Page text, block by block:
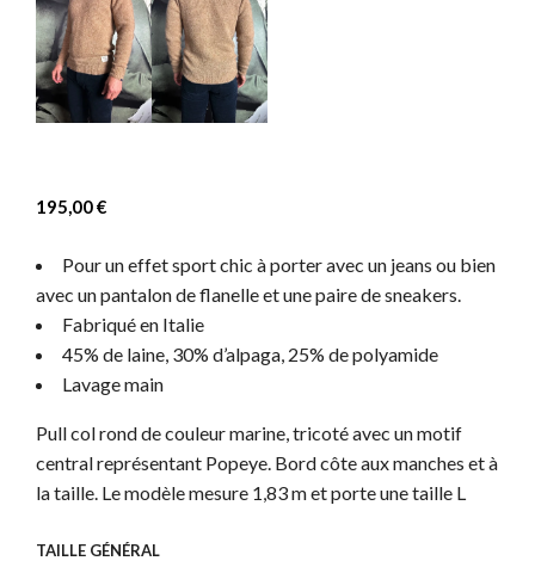
195,00€
Pour un effet sport chic à porter avec un jeans ou bien
avec un pantalon de flanelle et une paire de sneakers.
Fabriqué en Italie
45% de laine, 30% d’alpaga, 25% de polyamide
Lavage main
Pull col rond de couleur marine, tricoté avec un motif
central représentant Popeye. Bord côte aux manches et à
la taille. Le modèle mesure 1,83 m et porte une taille L
TAILLE GÉNÉRAL